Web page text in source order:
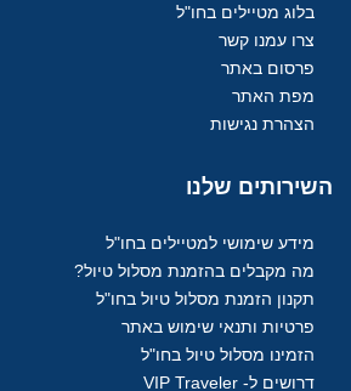
בלוג מטיילים בחו"ל
צרו עמנו קשר
פרסום באתר
מפת האתר
הצהרת נגישות
השירותים שלנו
מידע שימושי למטיילים בחו"ל
מה מקבלים בהזמנת מסלול טיול?
תקנון הזמנת מסלול טיול בחו"ל
פרטיות ותנאי שימוש באתר
הזמינו מסלול טיול בחו"ל
דרושים ל- VIP Traveler